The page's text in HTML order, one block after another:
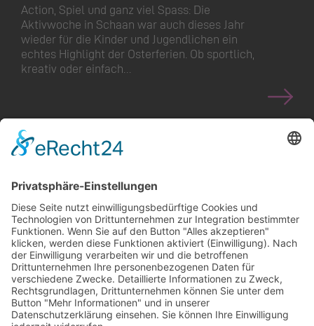
Action, Spiel und ganz viel Spass: Die
Aktivwoche in Schaan war auch dieses Jahr
wieder für die Kinder und Jugendlichen ein
echtes Highlight der Osterferien. Ob sportlich,
kreativ oder einfach…
< >